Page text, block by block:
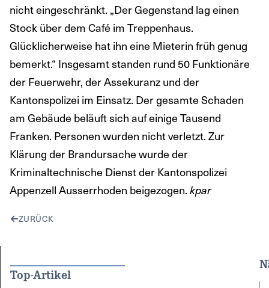
nicht eingeschränkt. „Der Gegenstand lag einen
Stock über dem Café im Treppenhaus.
Glücklicherweise hat ihn eine Mieterin früh genug
bemerkt.“ Insgesamt standen rund 50 Funktionäre
der Feuerwehr, der Assekuranz und der
Kantonspolizei im Einsatz. Der gesamte Schaden
am Gebäude beläuft sich auf einige Tausend
Franken. Personen wurden nicht verletzt. Zur
Klärung der Brandursache wurde der
Kriminaltechnische Dienst der Kantonspolizei
Appenzell Ausserrhoden beigezogen. kpar
ZURÜCK
Top-Artikel